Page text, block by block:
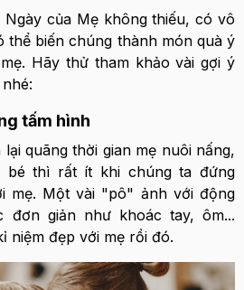
của Mẹ không thiếu, có vô
thể biến chúng thành món quà ý
Hãy thử tham khảo vài gợi ý
tấm hình
quãng thời gian mẹ nuôi nấng,
bé thì rất ít khi chúng ta đứng
mẹ. Một vài "pô" ảnh với động
đơn giản như khoác tay, ôm...
niệm đẹp với mẹ rồi đó.